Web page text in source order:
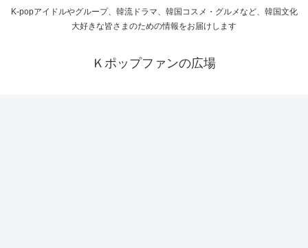
K-popアイドルやグループ、韓流ドラマ、韓国コスメ・グルメなど、韓国文化
大好きな皆さまのための情報をお届けします
Ｋポップファンの広場